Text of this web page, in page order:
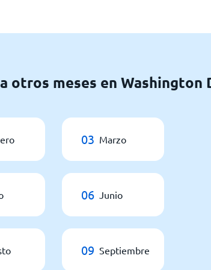
otros meses en Washington
03 Marzo
06 Junio
09 Septiembre